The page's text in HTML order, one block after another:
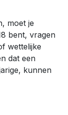
moet je
bent, vragen
wettelijke
dat een
kunnen